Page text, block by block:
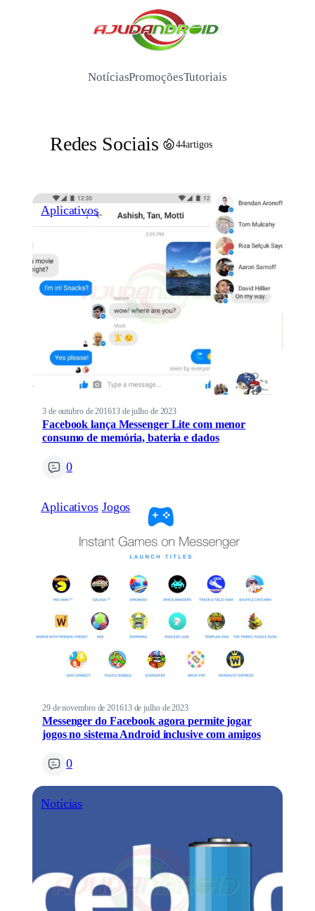
/
NotíciasPromoçõesTutoriais
Redes Sociais/ 44artigos
Aplicativos
3 de outubro de 201613 de julho de 2023
Facebook lança Messenger Lite com menor
consumo de memória, bateria e dados
0
Aplicativos Jogos
29 de novembro de 201613 de julho de 2023
Messenger do Facebook agora permite jogar
jogos no sistema Android inclusive com amigos
0
Notícias